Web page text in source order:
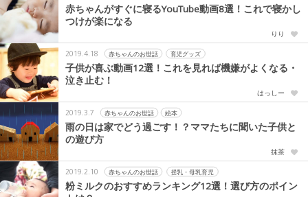
赤ちゃんがすぐに寝るYouTube動画8選！これで寝かし
つけが楽になる
りり
2019.4.18 赤ちゃんのお世話 育児グッズ
子供が喜ぶ動画12選！これを見れば機嫌がよくなる・
泣き止む！
はっしー
2019.3.7 赤ちゃんのお世話 絵本
雨の日は家でどう過ごす！？ママたちに聞いた子供と
の遊び方
抹茶
2019.2.10 赤ちゃんのお世話 授乳・母乳育児
粉ミルクのおすすめランキング12選！選び方のポイン